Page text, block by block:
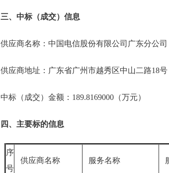
三、中标（成交）信息
供应商名称：中国电信股份有限公司广东分公司
供应商地址：广东省广州市越秀区中山二路18号
中标（成交）金额：189.8169000（万元）
四、主要标的信息
序
号
供应商名称 服务名称